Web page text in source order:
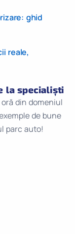
ghid
reale,
la specialiști
din domeniul
de bune
parc auto!